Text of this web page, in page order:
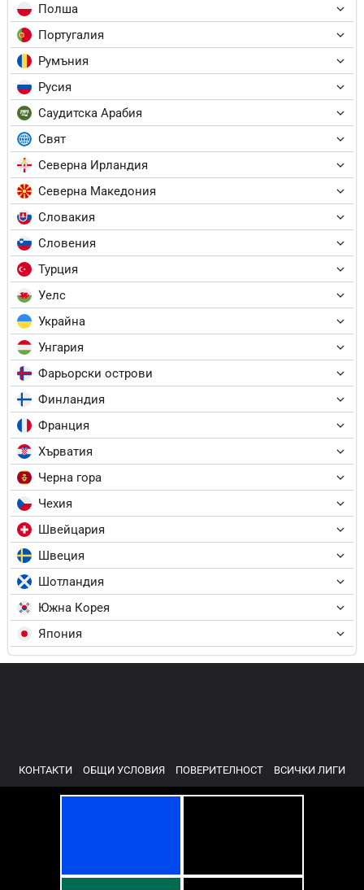
Полша
Португалия
Румъния
Русия
Саудитска Арабия
Свят
Северна Ирландия
Северна Македония
Словакия
Словения
Турция
Уелс
Украйна
Унгария
Фарьорски острови
Финландия
Франция
Хърватия
Черна гора
Чехия
Швейцария
Швеция
Шотландия
Южна Корея
Япония
КОНТАКТИ ОБЩИ УСЛОВИЯ ПОВЕРИТЕЛНОСТ ВСИЧКИ ЛИГИ